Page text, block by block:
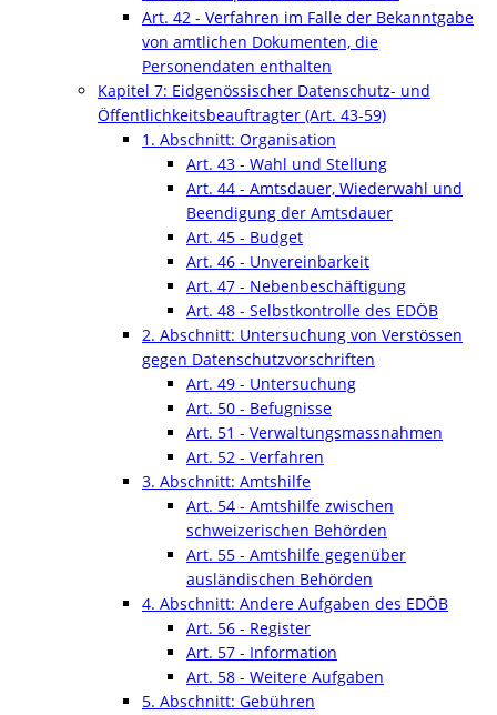
Art. 42 - Verfahren im Falle der Bekanntgabe
von amtlichen Dokumenten, die
Personendaten enthalten
Kapitel 7: Eidgenössischer Datenschutz- und
Öffentlichkeitsbeauftragter (Art. 43-59)
1. Abschnitt: Organisation
Art. 43 - Wahl und Stellung
Art. 44 - Amtsdauer, Wiederwahl und
Beendigung der Amtsdauer
Art. 45 - Budget
Art. 46 - Unvereinbarkeit
Art. 47 - Nebenbeschäftigung
Art. 48 - Selbstkontrolle des EDÖB
2. Abschnitt: Untersuchung von Verstössen
gegen Datenschutzvorschriften
Art. 49 - Untersuchung
Art. 50 - Befugnisse
Art. 51 - Verwaltungsmassnahmen
Art. 52 - Verfahren
3. Abschnitt: Amtshilfe
Art. 54 - Amtshilfe zwischen
schweizerischen Behörden
Art. 55 - Amtshilfe gegenüber
ausländischen Behörden
4. Abschnitt: Andere Aufgaben des EDÖB
Art. 56 - Register
Art. 57 - Information
Art. 58 - Weitere Aufgaben
5. Abschnitt: Gebühren